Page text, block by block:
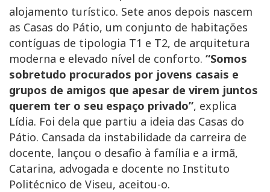
alojamento turístico. Sete anos depois nascem
as Casas do Pátio, um conjunto de habitações
contíguas de tipologia T1 e T2, de arquitetura
moderna e elevado nível de conforto. “Somos
sobretudo procurados por jovens casais e
grupos de amigos que apesar de virem juntos
querem ter o seu espaço privado”, explica
Lídia. Foi dela que partiu a ideia das Casas do
Pátio. Cansada da instabilidade da carreira de
docente, lançou o desafio à família e a irmã,
Catarina, advogada e docente no Instituto
Politécnico de Viseu, aceitou-o.